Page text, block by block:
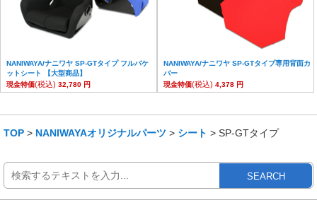
NANIWAYA/ナニワヤ SP-GTタイプ フルバケ
ットシート 【大型商品】
現金特価(税込) 32,780 円
NANIWAYA/ナニワヤ SP-GTタイプ専用背面カ
バー
現金特価(税込) 4,378 円
TOP > NANIWAYAオリジナルパーツ > シート > SP-GTタイプ
SEARCH